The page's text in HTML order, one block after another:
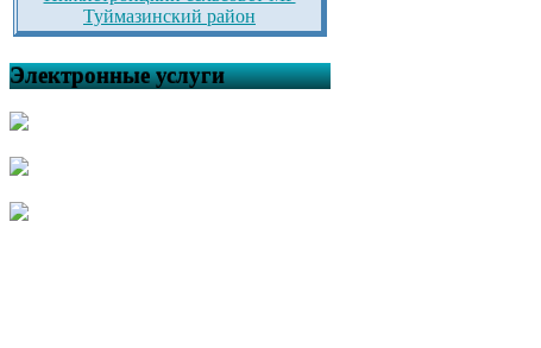
Туймазинский район
Электронные услуги